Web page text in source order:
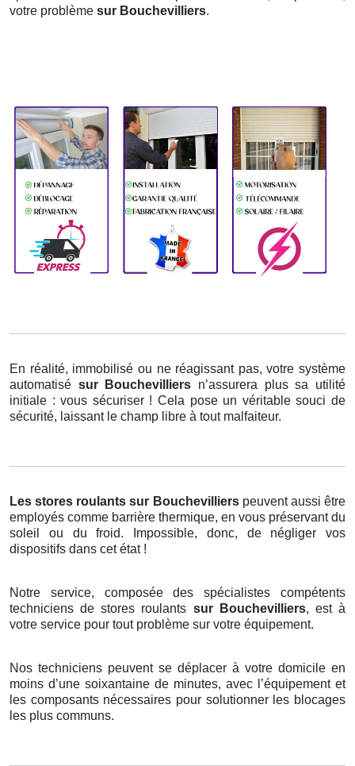
votre problème sur Bouchevilliers.
En réalité, immobilisé ou ne réagissant pas, votre système
automatisé sur Bouchevilliers n’assurera plus sa utilité
initiale : vous sécuriser ! Cela pose un véritable souci de
sécurité, laissant le champ libre à tout malfaiteur.
Les stores roulants sur Bouchevilliers peuvent aussi être
employés comme barrière thermique, en vous préservant du
soleil ou du froid. Impossible, donc, de négliger vos
dispositifs dans cet état !
Notre service, composée des spécialistes compétents
techniciens de stores roulants sur Bouchevilliers, est à
votre service pour tout problème sur votre équipement.
Nos techniciens peuvent se déplacer à votre domicile en
moins d’une soixantaine de minutes, avec l’équipement et
les composants nécessaires pour solutionner les blocages
les plus communs.